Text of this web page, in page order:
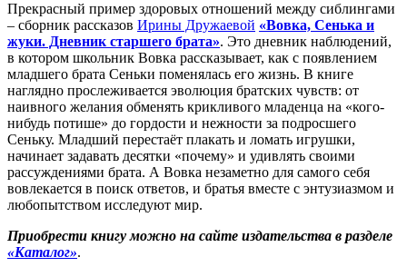
Прекрасный пример здоровых отношений между сиблингами
– сборник рассказов Ирины Дружаевой «Вовка, Сенька и
жуки. Дневник старшего брата». Это дневник наблюдений,
в котором школьник Вовка рассказывает, как с появлением
младшего брата Сеньки поменялась его жизнь. В книге
наглядно прослеживается эволюция братских чувств: от
наивного желания обменять крикливого младенца на «кого-
нибудь потише» до гордости и нежности за подросшего
Сеньку. Младший перестаёт плакать и ломать игрушки,
начинает задавать десятки «почему» и удивлять своими
рассуждениями брата. А Вовка незаметно для самого себя
вовлекается в поиск ответов, и братья вместе с энтузиазмом и
любопытством исследуют мир.
Приобрести книгу можно на сайте издательства в разделе
«Каталог».